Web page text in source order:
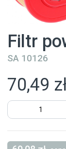
Filtr
SA 10126
70,49